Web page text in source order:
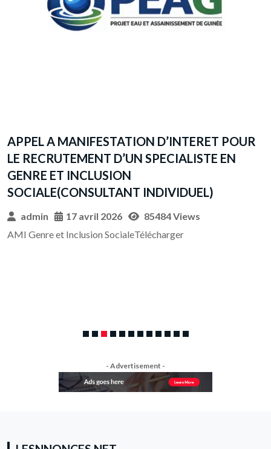
APPEL A MANIFESTATION D’INTERET POUR
LE RECRUTEMENT D’UN SPECIALISTE EN
GENRE ET INCLUSION
SOCIALE(CONSULTANT INDIVIDUEL)
admin 17 avril 2026
85484 Views
AMI Genre et Inclusion SocialeTélécharger
- Advertisement -